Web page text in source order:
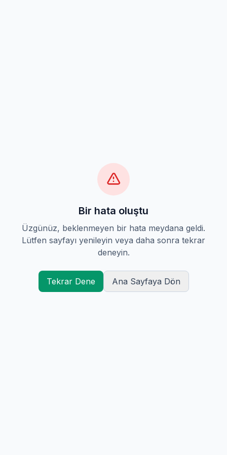
Bir hata oluştu
Üzgünüz, beklenmeyen bir hata meydana geldi.
Lütfen sayfayı yenileyin veya daha sonra tekrar
deneyin.
Tekrar Dene Ana Sayfaya Dön